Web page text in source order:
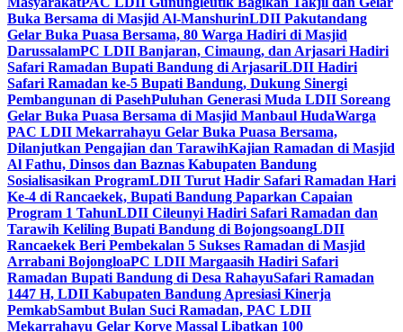
Buka Bersama di Masjid Al-ManshurinLDII Pakutandang
Gelar Buka Puasa Bersama, 80 Warga Hadiri di Masjid
DarussalamPC LDII Banjaran, Cimaung, dan Arjasari Hadiri
Safari Ramadan Bupati Bandung di ArjasariLDII Hadiri
Safari Ramadan ke-5 Bupati Bandung, Dukung Sinergi
Pembangunan di PasehPuluhan Generasi Muda LDII Soreang
Gelar Buka Puasa Bersama di Masjid Manbaul HudaWarga
PAC LDII Mekarrahayu Gelar Buka Puasa Bersama,
Dilanjutkan Pengajian dan TarawihKajian Ramadan di Masjid
Al Fathu, Dinsos dan Baznas Kabupaten Bandung
Sosialisasikan ProgramLDII Turut Hadir Safari Ramadan Hari
Ke-4 di Rancaekek, Bupati Bandung Paparkan Capaian
Program 1 TahunLDII Cileunyi Hadiri Safari Ramadan dan
Tarawih Keliling Bupati Bandung di BojongsoangLDII
Rancaekek Beri Pembekalan 5 Sukses Ramadan di Masjid
Arrabani BojongloaPC LDII Margaasih Hadiri Safari
Ramadan Bupati Bandung di Desa RahayuSafari Ramadan
1447 H, LDII Kabupaten Bandung Apresiasi Kinerja
PemkabSambut Bulan Suci Ramadan, PAC LDII
Mekarrahayu Gelar Korve Massal Libatkan 100